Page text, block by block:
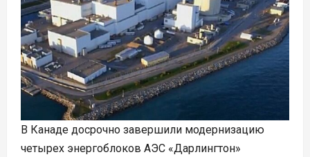
В Канаде досрочно завершили модернизацию
четырех энергоблоков АЭС «Дарлингтон»